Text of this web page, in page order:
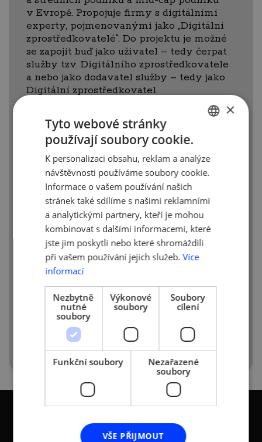
v Evropě. Propojuje firmy s digitálními
experty, pojmenovanými jako „Digitální
zprostředkovatelé“. Do projektu je možné
se zapojit buď jako uživatel – tedy čerpat
služby tzv. Digitálního zprostředkovatele
a nebo jako dodavatel služby – tedy jako
Digitální zprostředkovatel.
jednotlivých fázích a možnostech
a podmínkách zapojení najdete
na stránkách projektu
http://digitalisesme.eu/cs/o-
digitalisesme/
ENGLISH
×
Tyto webové stránky
používají soubory cookie.
K personalizaci obsahu, reklam a analýze
návštěvnosti používáme soubory cookie.
Informace o vašem používání našich
stránek také sdílíme s našimi reklamními
a analytickými partnery, kteří je mohou
kombinovat s dalšími informacemi, které
jste jim poskytli nebo které shromáždili
při vašem používání jejich služeb. Více
informací
Nezbytně
nutné
soubory
Výkonové
soubory
Soubory
cílení
Funkční soubory
Nezařazené
soubory
VŠE PŘIJMOUT